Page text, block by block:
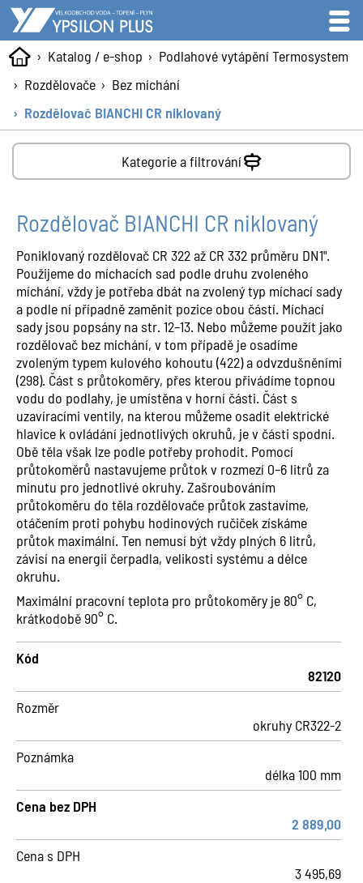
Katalog / e-shop
Podlahové vytápění Termosystem
Rozdělovače
Bez míchání
Rozdělovač BIANCHI CR niklovaný
Kategorie a filtrování
Rozdělovač BIANCHI CR niklovaný
Poniklovaný rozdělovač CR 322 až CR 332 průměru DN1".
Použijeme do míchacích sad podle druhu zvoleného
míchání, vždy je potřeba dbát na zvolený typ míchací sady
a podle ní případně zaměnit pozice obou částí. Míchací
sady jsou popsány na str. 12–13. Nebo můžeme použít jako
rozdělovač bez míchání, v tom případě je osadíme
zvoleným typem kulového kohoutu (422) a odvzdušněními
(298). Část s průtokoměry, přes kterou přivádíme topnou
vodu do podlahy, je umístěna v horní části. Část s
uzavíracími ventily, na kterou můžeme osadit elektrické
hlavice k ovládání jednotlivých okruhů, je v části spodní.
Obě těla však lze podle potřeby prohodit. Pomocí
průtokoměrů nastavujeme průtok v rozmezí 0–6 litrů za
minutu pro jednotlivé okruhy. Zašroubováním
průtokoměru do těla rozdělovače průtok zastavíme,
otáčením proti pohybu hodinových ručiček získáme
průtok maximální. Ten nemusí být vždy plných 6 litrů,
závisí na energii čerpadla, velikosti systému a délce
okruhu.
Maximální pracovní teplota pro průtokoměry je 80° C,
krátkodobě 90° C.
Kód
82120
Rozměr
okruhy CR322-2
Poznámka
délka 100 mm
Cena bez DPH
2 889,00
Cena s DPH
3 495,69